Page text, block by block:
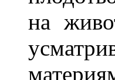
на